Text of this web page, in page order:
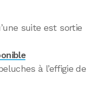
suite est sortie
à l’effigie de